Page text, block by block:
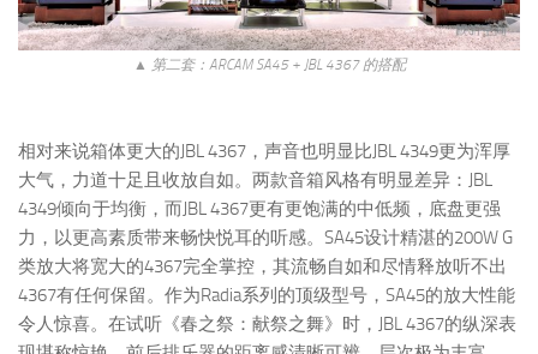
▲ 第二套：ARCAM SA45 + JBL 4367 的搭配
相对来说箱体更大的JBL 4367，声音也明显比JBL 4349更为浑厚
大气，力道十足且收放自如。两款音箱风格有明显差异：JBL
4349倾向于均衡，而JBL 4367更有更饱满的中低频，底盘更强
力，以更高素质带来畅快悦耳的听感。SA45设计精湛的200W G
类放大将宽大的4367完全掌控，其流畅自如和尽情释放听不出
4367有任何保留。作为Radia系列的顶级型号，SA45的放大性能
令人惊喜。在试听《春之祭：献祭之舞》时，JBL 4367的纵深表